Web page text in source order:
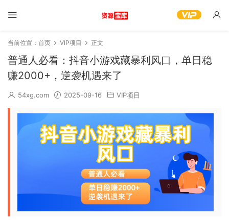
当前位置： 首页 VIP项目 正文
普通人必看：抖音小游戏藏暴利风口，单日稳
赚2000+，逆袭机遇来了
54xg.com 2025-09-16 VIP项目